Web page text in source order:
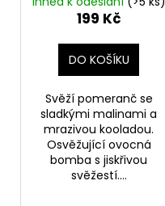
malina
199 Kč
DO KOŠÍKU
Svěží pomeranč se
sladkými malinami a
mrazivou kooladou.
Osvěžující ovocná
bomba s jiskřivou
svěžestí....